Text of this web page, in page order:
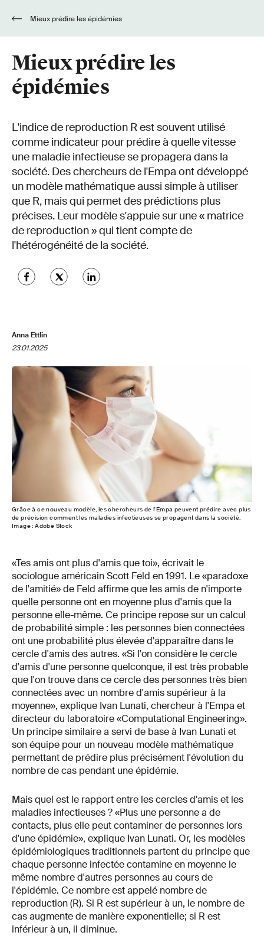
Mieux prédire les épidémies
Mieux prédire les
épidémies
L'indice de reproduction R est souvent utilisé
comme indicateur pour prédire à quelle vitesse
une maladie infectieuse se propagera dans la
société. Des chercheurs de l'Empa ont développé
un modèle mathématique aussi simple à utiliser
que R, mais qui permet des prédictions plus
précises. Leur modèle s'appuie sur une « matrice
de reproduction » qui tient compte de
l'hétérogénéité de la société.
Anna Ettlin
23.01.2025
Grâce à ce nouveau modèle, les chercheurs de l'Empa peuvent prédire avec plus
de précision comment les maladies infectieuses se propagent dans la société.
Image : Adobe Stock
«Tes amis ont plus d'amis que toi», écrivait le
sociologue américain Scott Feld en 1991. Le «paradoxe
de l'amitié» de Feld affirme que les amis de n'importe
quelle personne ont en moyenne plus d'amis que la
personne elle-même. Ce principe repose sur un calcul
de probabilité simple : les personnes bien connectées
ont une probabilité plus élevée d'apparaître dans le
cercle d'amis des autres. «Si l'on considère le cercle
d'amis d'une personne quelconque, il est très probable
que l'on trouve dans ce cercle des personnes très bien
connectées avec un nombre d'amis supérieur à la
moyenne», explique Ivan Lunati, chercheur à l'Empa et
directeur du laboratoire «Computational Engineering».
Un principe similaire a servi de base à Ivan Lunati et
son équipe pour un nouveau modèle mathématique
permettant de prédire plus précisément l'évolution du
nombre de cas pendant une épidémie.
Mais quel est le rapport entre les cercles d'amis et les
maladies infectieuses ? «Plus une personne a de
contacts, plus elle peut contaminer de personnes lors
d'une épidémie», explique Ivan Lunati. Or, les modèles
épidémiologiques traditionnels partent du principe que
chaque personne infectée contamine en moyenne le
même nombre d'autres personnes au cours de
l'épidémie. Ce nombre est appelé nombre de
reproduction (R). Si R est supérieur à un, le nombre de
cas augmente de manière exponentielle; si R est
inférieur à un, il diminue.